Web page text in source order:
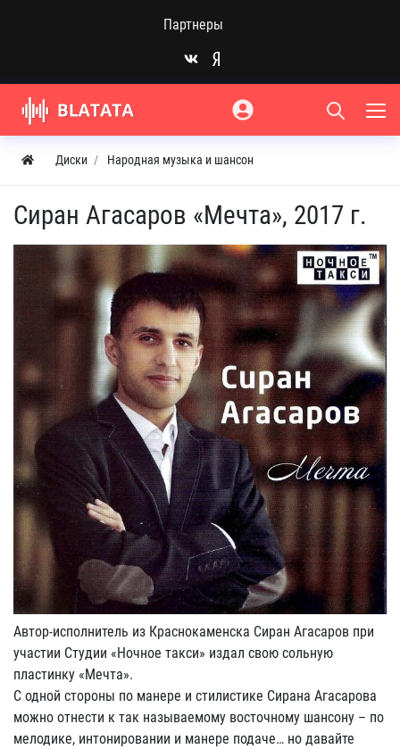
Партнеры
Диски Народная музыка и шансон
Сиран Агасаров «Мечта», 2017 г.
Автор-исполнитель из Краснокаменска Сиран Агасаров при
участии Студии «Ночное такси» издал свою сольную
пластинку «Мечта».
С одной стороны по манере и стилистике Сирана Агасарова
можно отнести к так называемому восточному шансону – по
мелодике, интонировании и манере подаче… но давайте